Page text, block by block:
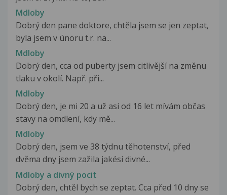
Mdloby
Dobrý den pane doktore, chtěla jsem se jen zeptat,
byla jsem v únoru t.r. na...
Mdloby
Dobrý den, cca od puberty jsem citlivější na změnu
tlaku v okolí. Např. při...
Mdloby
Dobrý den, je mi 20 a už asi od 16 let mívám občas
stavy na omdlení, kdy mě...
Mdloby
Dobrý den, jsem ve 38 týdnu těhotenství, před
dvěma dny jsem zažila jakési divné...
Mdloby a divný pocit
Dobrý den, chtěl bych se zeptat. Cca před 10 dny se